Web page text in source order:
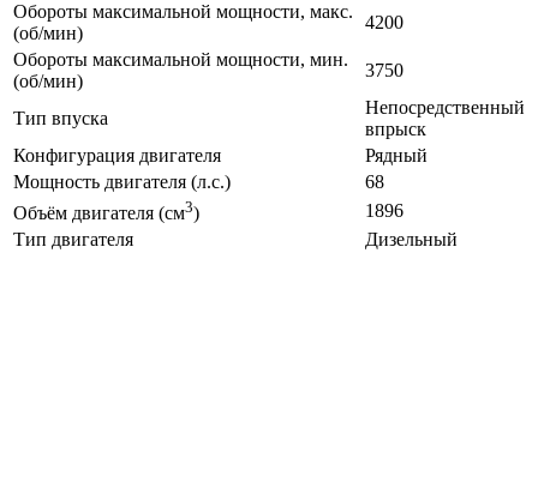
Обороты максимальной мощности, макс.
(об/мин)
4200
Обороты максимальной мощности, мин.
(об/мин)
3750
Тип впуска
Непосредственный
впрыск
Конфигурация двигателя
Рядный
Мощность двигателя (л.с.)
68
Объём двигателя (см3)
1896
Тип двигателя
Дизельный